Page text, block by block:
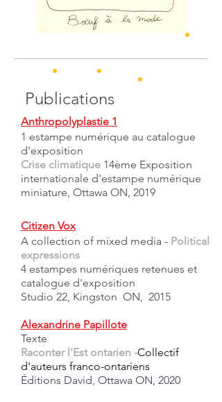
Publications
Anthropolyplastie 1
1 estampe numérique au catalogue
d'exposition
Crise climatique 14ème Exposition
internationale d'estampe numérique
miniature, Ottawa ON, 2019
Citizen Vox
A collection of mixed media - Political
expressions
4 estampes numériques retenues et
catalogue d'exposition
Studio 22, Kingston ON, 2015
Alexandrine Papillote
Texte
Raconter l'Est ontarien -Collectif
d'auteurs franco-ontariens
Éditions David, Ottawa ON, 2020